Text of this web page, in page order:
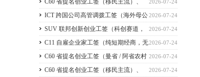
2026-07-24
C60 省提名创业工签（移民主流）、
C11 自雇工签、SUV 科创工签、ICT 跨国高管工
签比较
2026-07-24
ICT 跨国公司高管调拨工签（海外母公
司开加拿大分公司）
2026-07-24
SUV 联邦创新创业工签（科创赛道，
2026 暂停接收新申请）
2026-07-24
C11 自雇企业家工签（纯短期经商，无
直接永居通道）
2026-07-24
C60 省提名创业工签（曼省 / 阿省农村
/ NB 省，唯一稳定转永居，重点）
2026-07-24
C60 省提名创业工签（移民主流）、